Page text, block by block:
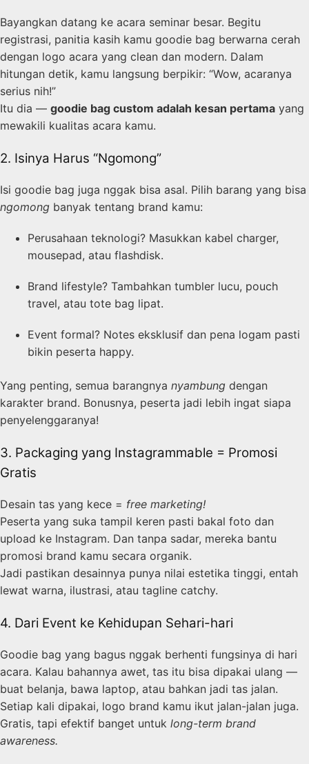
Bayangkan datang ke acara seminar besar. Begitu
registrasi, panitia kasih kamu goodie bag berwarna cerah
dengan logo acara yang clean dan modern. Dalam
hitungan detik, kamu langsung berpikir: “Wow, acaranya
serius nih!”
Itu dia — goodie bag custom adalah kesan pertama yang
mewakili kualitas acara kamu.
2. Isinya Harus “Ngomong”
Isi goodie bag juga nggak bisa asal. Pilih barang yang bisa
ngomong banyak tentang brand kamu:
Perusahaan teknologi? Masukkan kabel charger,
mousepad, atau flashdisk.
Brand lifestyle? Tambahkan tumbler lucu, pouch
travel, atau tote bag lipat.
Event formal? Notes eksklusif dan pena logam pasti
bikin peserta happy.
Yang penting, semua barangnya nyambung dengan
karakter brand. Bonusnya, peserta jadi lebih ingat siapa
penyelenggaranya!
3. Packaging yang Instagrammable = Promosi
Gratis
Desain tas yang kece = free marketing!
Peserta yang suka tampil keren pasti bakal foto dan
upload ke Instagram. Dan tanpa sadar, mereka bantu
promosi brand kamu secara organik.
Jadi pastikan desainnya punya nilai estetika tinggi, entah
lewat warna, ilustrasi, atau tagline catchy.
4. Dari Event ke Kehidupan Sehari-hari
Goodie bag yang bagus nggak berhenti fungsinya di hari
acara. Kalau bahannya awet, tas itu bisa dipakai ulang —
buat belanja, bawa laptop, atau bahkan jadi tas jalan.
Setiap kali dipakai, logo brand kamu ikut jalan-jalan juga.
Gratis, tapi efektif banget untuk long-term brand
awareness.